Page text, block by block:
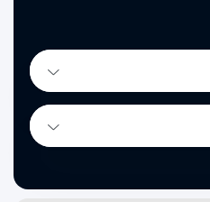
خوردن چیزی فراتر از یک وعده
بودن، در بخش رستوران
از انتظار دارد. فضای آرام، نور
هر صبح با انرژی بیشتری روز